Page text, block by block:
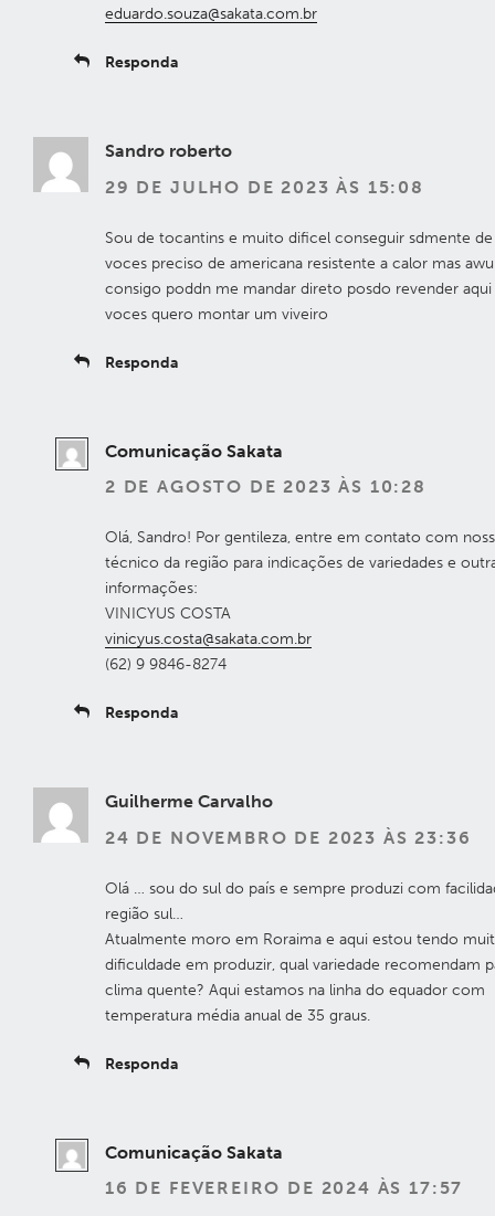
eduardo.souza@sakata.com.br
Responda
Sandro roberto
29 DE JULHO DE 2023 ÀS 15:08
Sou de tocantins e muito dificel conseguir sdmente de
voces preciso de americana resistente a calor mas
consigo poddn me mandar direto posdo revender aqui
voces quero montar um viveiro
Responda
Comunicação Sakata
2 DE AGOSTO DE 2023 ÀS 10:28
Olá, Sandro! Por gentileza, entre em contato com
técnico da região para indicações de variedades e
informações:
VINICYUS COSTA
vinicyus.costa@sakata.com.br
(62) 9 9846-8274
Responda
Guilherme Carvalho
24 DE NOVEMBRO DE 2023 ÀS 23:36
Olá … sou do sul do país e sempre produzi com
região sul…
Atualmente moro em Roraima e aqui estou tendo
dificuldade em produzir, qual variedade recomendam
clima quente? Aqui estamos na linha do equador com
temperatura média anual de 35 graus.
Responda
Comunicação Sakata
16 DE FEVEREIRO DE 2024 ÀS 17:57